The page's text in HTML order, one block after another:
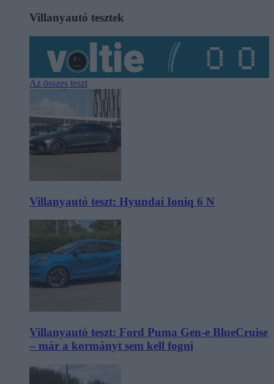
Villanyautó tesztek
Az összes teszt
Villanyautó teszt: Hyundai Ioniq 6 N
Villanyautó teszt: Ford Puma Gen-e BlueCruise
– már a kormányt sem kell fogni